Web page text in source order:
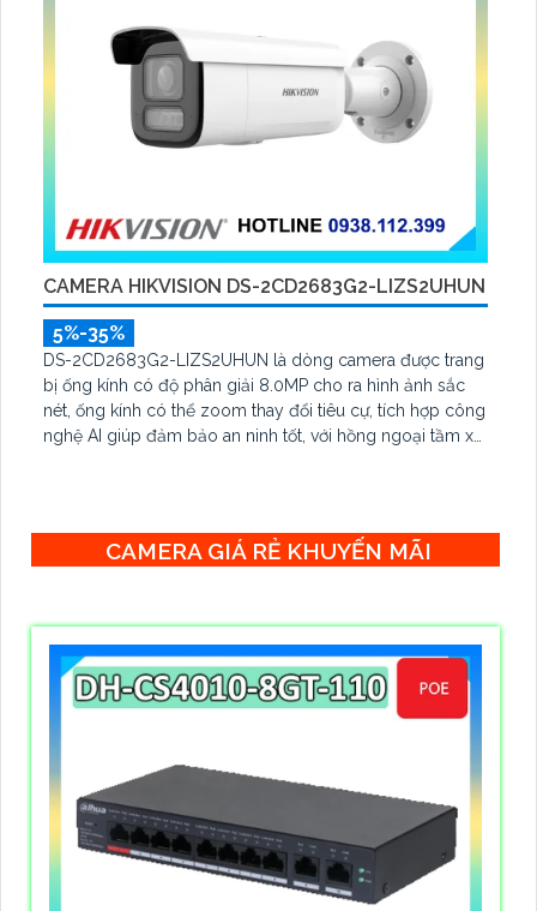
CAMERA HIKVISION DS-2CD2683G2-LIZS2UHUN
5%-35%
DS-2CD2683G2-LIZS2UHUN là dòng camera được trang
bị ống kính có độ phân giải 8.0MP cho ra hình ảnh sắc
nét, ống kính có thể zoom thay đổi tiêu cự, tích hợp công
nghệ AI giúp đảm bảo an ninh tốt, với hồng ngoại tầm xa
CAMERA GIÁ RẺ KHUYẾN MÃI